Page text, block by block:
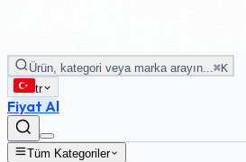
Ürün, kategori veya marka arayın... ⌘K
tr
Fiyat Al
Tüm Kategoriler